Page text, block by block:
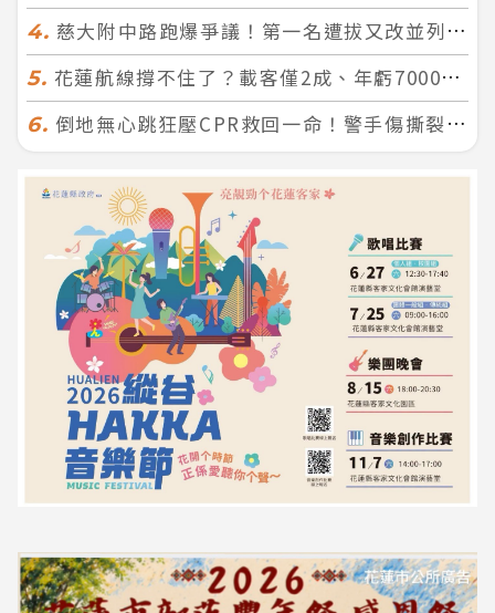
4. 慈大附中路跑爆爭議！第一名遭拔又改並列 家長怒：難以接受
5. 花蓮航線撐不住了？載客僅2成、年虧7000萬 華信喊：真的快飛不下去
6. 倒地無心跳狂壓CPR救回一命！警手傷撕裂仍不放手 竟救到藝人何篤霖哥哥